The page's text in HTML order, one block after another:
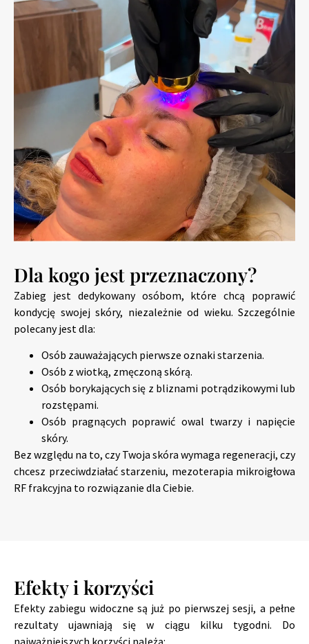
Dla kogo jest przeznaczony?
Zabieg jest dedykowany osóbom, które chcą poprawić
kondycję swojej skóry, niezależnie od wieku. Szczególnie
polecany jest dla:
Osób zauważających pierwsze oznaki starzenia.
Osób z wiotką, zmęczoną skórą.
Osób borykających się z bliznami potrądzikowymi lub
rozstępami.
Osób pragnących poprawić owal twarzy i napięcie
skóry.
Bez względu na to, czy Twoja skóra wymaga regeneracji, czy
chcesz przeciwdziałać starzeniu, mezoterapia mikroigłowa
RF frakcyjna to rozwiązanie dla Ciebie.
Efekty i korzyści
Efekty zabiegu widoczne są już po pierwszej sesji, a pełne
rezultaty ujawniają się w ciągu kilku tygodni. Do
najważniejszych korzyści należą: